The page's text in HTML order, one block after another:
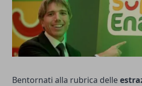
Bentornati alla rubrica delle